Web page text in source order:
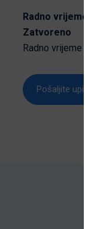
Radno
Zatvoreno
Radno
Pošaljite upit